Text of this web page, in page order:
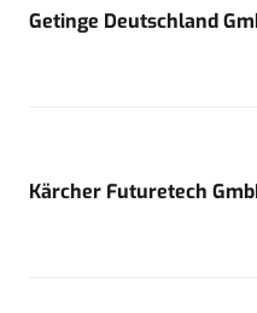
Getinge Deutschland
Kärcher Futuretech